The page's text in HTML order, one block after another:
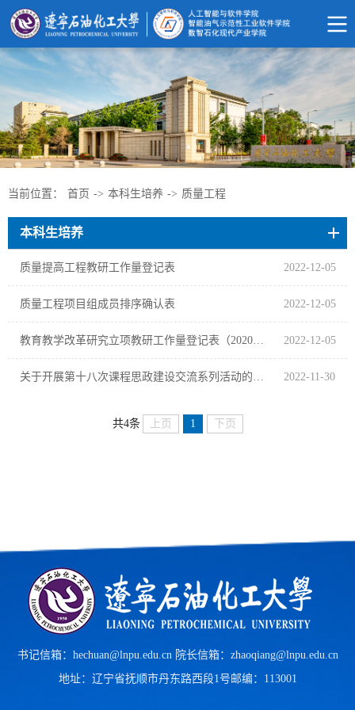
当前位置： 首页 -> 本科生培养 -> 质量工程
本科生培养
2022-12-05
质量提高工程教研工作量登记表
2022-12-05
质量工程项目组成员排序确认表
2022-12-05
2022-11-30
共4条 上页 1 下页
书记信箱：hechuan@lnpu.edu.cn 院长信箱：zhaoqiang@lnpu.edu.cn
地址：辽宁省抚顺市丹东路西段1号 邮编：113001